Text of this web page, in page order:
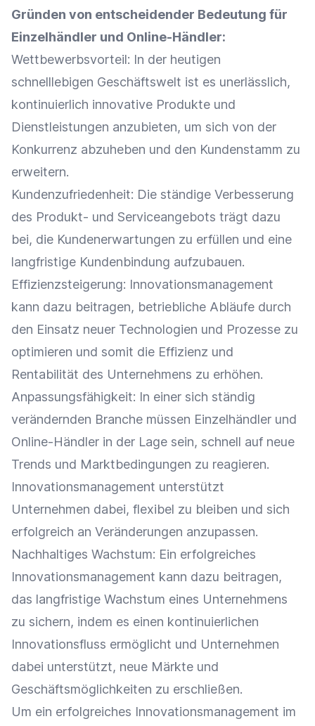
Gründen von entscheidender Bedeutung für
Einzelhändler und Online-Händler:
Wettbewerbsvorteil: In der heutigen
schnelllebigen Geschäftswelt ist es unerlässlich,
kontinuierlich innovative Produkte und
Dienstleistungen anzubieten, um sich von der
Konkurrenz abzuheben und den Kundenstamm zu
erweitern.
Kundenzufriedenheit: Die ständige Verbesserung
des Produkt- und Serviceangebots trägt dazu
bei, die Kundenerwartungen zu erfüllen und eine
langfristige Kundenbindung aufzubauen.
Effizienzsteigerung: Innovationsmanagement
kann dazu beitragen, betriebliche Abläufe durch
den Einsatz neuer Technologien und Prozesse zu
optimieren und somit die Effizienz und
Rentabilität des Unternehmens zu erhöhen.
Anpassungsfähigkeit: In einer sich ständig
verändernden Branche müssen Einzelhändler und
Online-Händler in der Lage sein, schnell auf neue
Trends und Marktbedingungen zu reagieren.
Innovationsmanagement unterstützt
Unternehmen dabei, flexibel zu bleiben und sich
erfolgreich an Veränderungen anzupassen.
Nachhaltiges Wachstum: Ein erfolgreiches
Innovationsmanagement kann dazu beitragen,
das langfristige Wachstum eines Unternehmens
zu sichern, indem es einen kontinuierlichen
Innovationsfluss ermöglicht und Unternehmen
dabei unterstützt, neue Märkte und
Geschäftsmöglichkeiten zu erschließen.
Um ein erfolgreiches Innovationsmanagement im